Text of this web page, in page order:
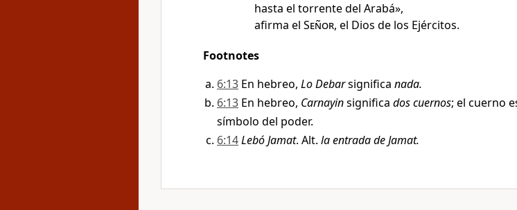
hasta el torrente del Arabá»,
afirma el Señor, el Dios de los Ejércitos.
Footnotes
6:13 En hebreo, Lo Debarsignifica nada.
6:13 En hebreo, Carnayinsignifica dos cuernos; el cuerno
símbolo del poder.
6:14Lebó Jamat. Alt. la entrada de Jamat.